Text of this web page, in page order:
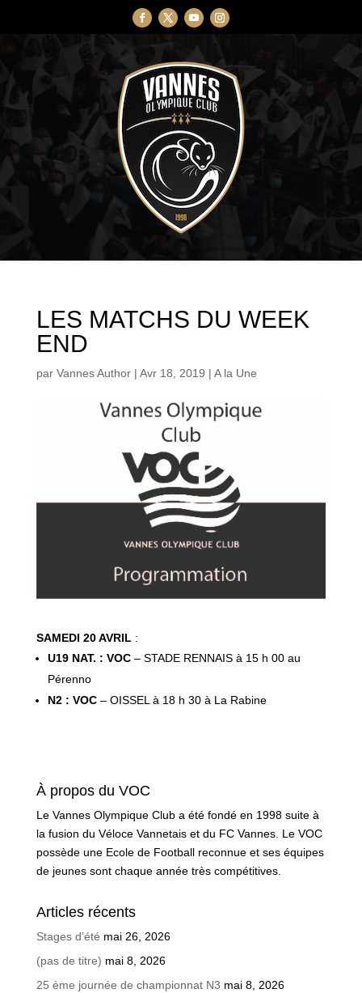
LES MATCHS DU WEEK
END
par Vannes Author| Avr 18, 2019 | A la Une
SAMEDI 20 AVRIL:
U19 NAT. : VOC– STADE RENNAIS à 15 h 00 au
Pérenno
N2 : VOC– OISSEL à 18 h 30 à La Rabine
À propos du VOC
Le Vannes Olympique Club a été fondé en 1998 suite à
la fusion du Véloce Vannetais et du FC Vannes. Le VOC
possède une Ecole de Football reconnue et ses équipes
de jeunes sont chaque année très compétitives.
Articles récents
Stages d’été mai 26, 2026
(pas de titre) mai 8, 2026
25 ème journée de championnat N3 mai 8, 2026